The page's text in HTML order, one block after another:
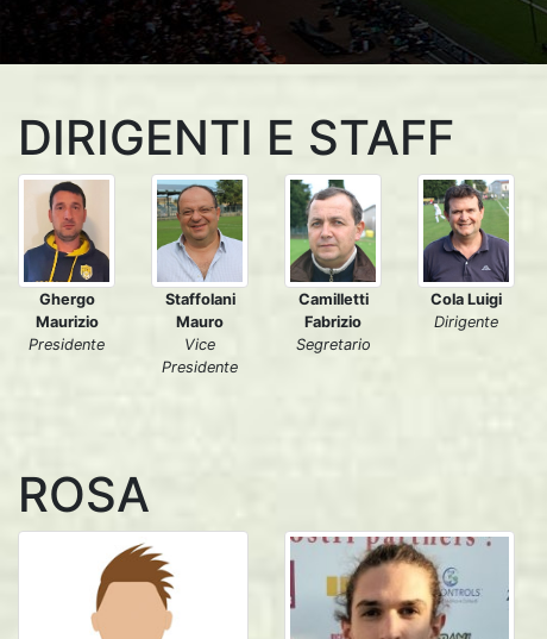
DIRIGENTI E STAFF
Ghergo
Maurizio
Presidente
Staffolani
Mauro
Vice
Presidente
Camilletti
Fabrizio
Segretario
Cola Luigi
Dirigente
ROSA